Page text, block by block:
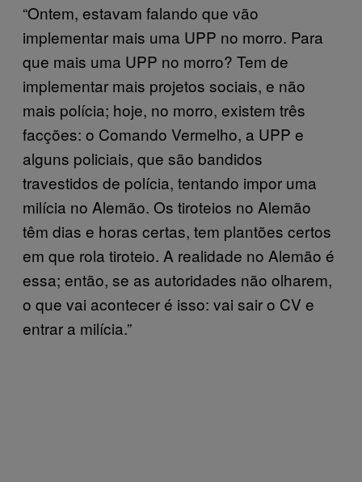
“Ontem, estavam falando que vão
implementar mais uma UPP no morro. Para
que mais uma UPP no morro? Tem de
implementar mais projetos sociais, e não
mais polícia; hoje, no morro, existem três
facções: o Comando Vermelho, a UPP e
alguns policiais, que são bandidos
travestidos de polícia, tentando impor uma
milícia no Alemão. Os tiroteios no Alemão
têm dias e horas certas, tem plantões certos
em que rola tiroteio. A realidade no Alemão é
essa; então, se as autoridades não olharem,
o que vai acontecer é isso: vai sair o CV e
entrar a milícia.”